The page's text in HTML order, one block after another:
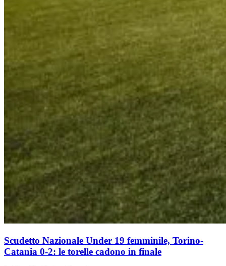
Scudetto Nazionale Under 19 femminile, Torino-
Catania 0-2: le torelle cadono in finale